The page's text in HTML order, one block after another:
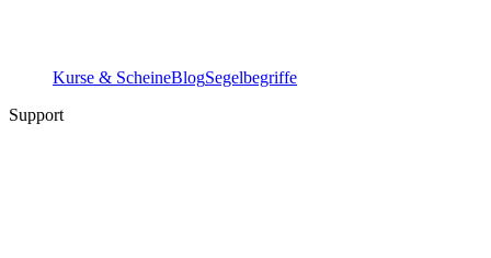
Kurse & ScheineBlogSegelbegriffe
Support